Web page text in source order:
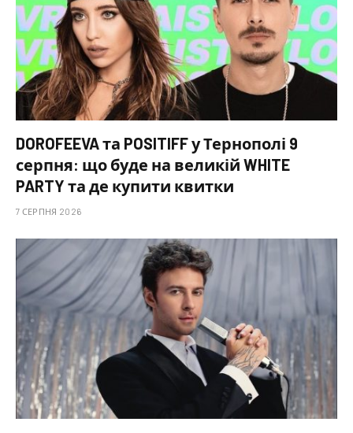
DOROFEEVA та POSITIFF у Тернополі 9
серпня: що буде на великій WHITE
PARTY та де купити квитки
7 СЕРПНЯ 2026